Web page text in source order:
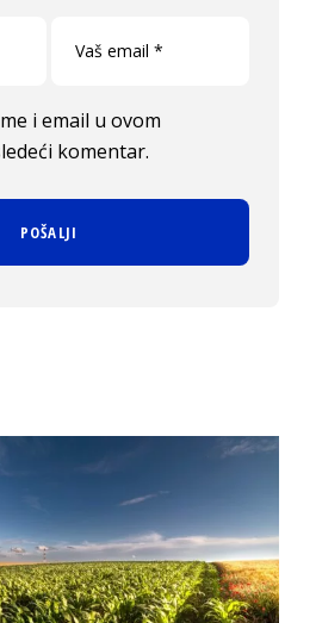
i email u ovom
komentar.